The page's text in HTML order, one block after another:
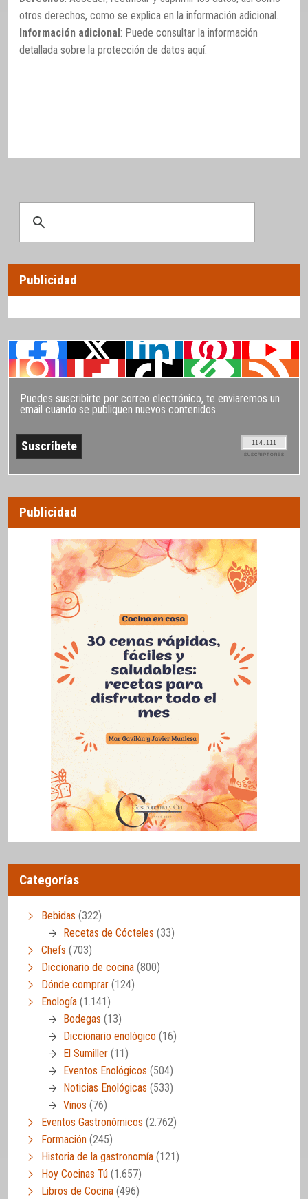
otros derechos, como se explica en la información adicional.
Información adicional: Puede consultar la información
detallada sobre la protección de datos aquí.
Publicidad
Puedes suscribirte por correo electrónico, te enviaremos un
email cuando se publiquen nuevos contenidos
114.111
SUSCRIPTORES
Publicidad
Categorías
Bebidas (322)
Recetas de Cócteles (33)
Chefs (703)
Diccionario de cocina (800)
Dónde comprar (124)
Enología (1.141)
Bodegas (13)
Diccionario enológico (16)
El Sumiller (11)
Eventos Enológicos (504)
Noticias Enológicas (533)
Vinos (76)
Eventos Gastronómicos (2.762)
Formación (245)
Historia de la gastronomía (121)
Hoy Cocinas Tú (1.657)
Libros de Cocina (496)